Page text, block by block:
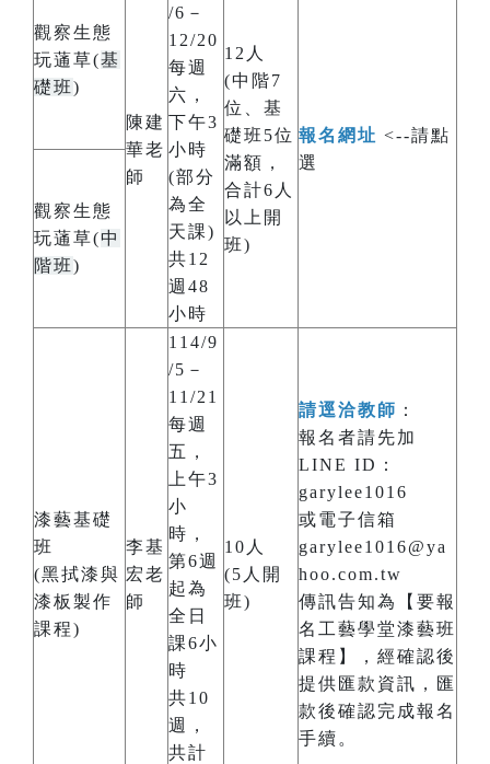
觀察生態
玩蓪草(基
礎班)
陳建
華老
師
/6－
12/20
每週
六，
下午3
小時
(部分
為全
天課)
共12
週48
小時
12人
(中階7
位、基
礎班5位
滿額，
合計6人
以上開
班)
報名網址 <--請點
選
觀察生態
玩蓪草(中
階班)
漆藝基礎
班
(黑拭漆與
漆板製作
課程)
李基
宏老
師
114/9
/5－
11/21
每週
五，
上午3
小
時，
第6週
起為
全日
課6小
時
共10
週，
共計
10人
(5人開
班)
請逕洽教師 ：
報名者請先加
LINE ID：
garylee1016
或電子信箱
garylee1016@ya
hoo.com.tw
傳訊告知為【要報
名工藝學堂漆藝班
課程】，經確認後
提供匯款資訊，匯
款後確認完成報名
手續。